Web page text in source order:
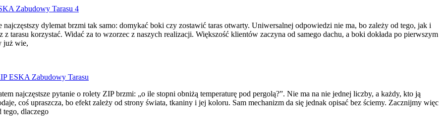
najczęstszy dylemat brzmi tak samo: domykać boki czy zostawić taras otwarty. Uniwersalnej odpowiedzi nie ma, bo zależy od tego, jak i
z tarasu korzystać. Widać za to wzorzec z naszych realizacji. Większość klientów zaczyna od samego dachu, a boki dokłada po pierwszym
już wie,
najczęstsze pytanie o rolety ZIP brzmi: „o ile stopni obniżą temperaturę pod pergolą?”. Nie ma na nie jednej liczby, a każdy, kto ją
coś upraszcza, bo efekt zależy od strony świata, tkaniny i jej koloru. Sam mechanizm da się jednak opisać bez ściemy. Zacznijmy więc
tego, dlaczego